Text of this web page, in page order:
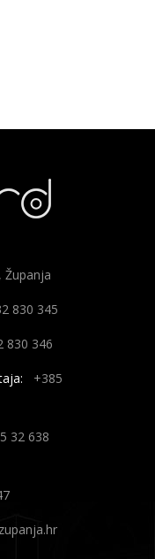
Županja
830 345
830 346
+385
32 638